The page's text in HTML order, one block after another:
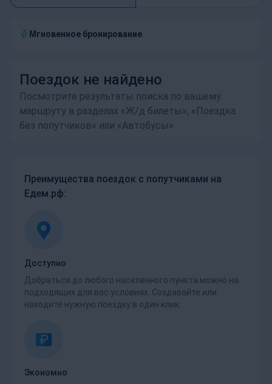
Мгновенное бронирование
Поездок не найдено
Посмотрите результаты поиска по вашему
маршруту в разделах «Ж/д билеты», «Поездка
без попутчиков» или «Автобусы»
Преимущества поездок с попутчиками на
Едем.рф:
Доступно
Добраться до любого населенного пункта можно на
подходящих для вас условиях. Создавайте или
находите нужную поездку в один клик.
Экономно